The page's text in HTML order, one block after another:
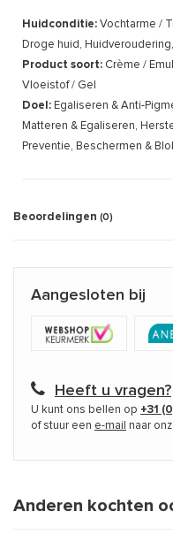
Huidconditie: Vochtarme /
Droge huid,
Product soort: Crème /
Vloeistof / Gel
Doel: Egaliseren & Anti-
Matteren & Egaliseren,
Preventie, Beschermen &
Beoordelingen (0)
Aangesloten bij
Heeft u vragen?
U kunt ons bellen op +31
of stuur een e-mail naar
Anderen kochten